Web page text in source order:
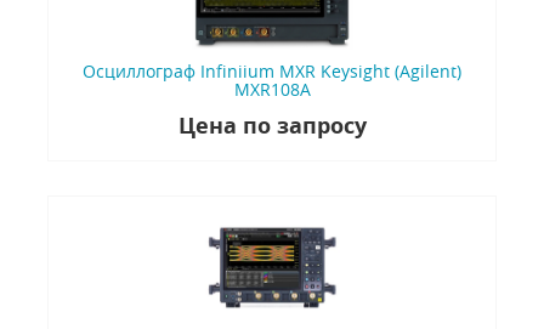
Осциллограф Infiniium MXR Keysight (Agilent)
MXR108A
Цена по запросу